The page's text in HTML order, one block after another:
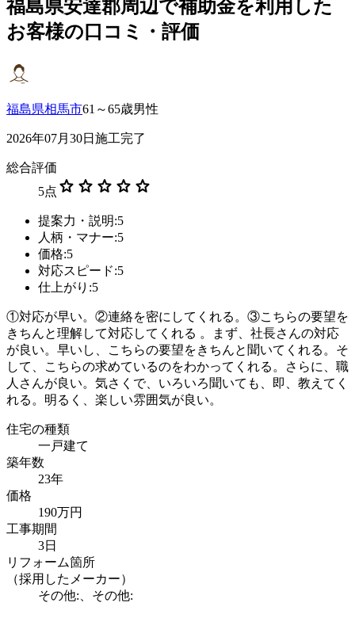
福島県安達郡周辺で補助金を利用した
お客様の口コミ・評価
福島県相馬市61～65歳男性
2026年07月30日施工完了
総合評価
5点 star star star star star
提案力・説明:5
人柄・マナー:5
価格:5
対応スピード:5
仕上がり:5
①対応が早い。②連絡を密にしてくれる。③こちらの要望を
きちんと理解して対応してくれる 。まず、社長さんの対応
が良い。早いし、こちらの要望をきちんと聞いてくれる。そ
して、こちらの求めているのをわかってくれる。さらに、職
人さんが良い。気さくで、いろいろ聞いても、即、教えてく
れる。明るく、楽しい雰囲気が良い。
住宅の種類
一戸建て
築年数
23年
価格
190万円
工事期間
3日
リフォーム箇所
（採用したメーカー）
その他:、その他: